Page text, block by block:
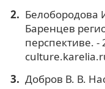
Белобородова
Баренцев
перспективе.
Добров В. В.